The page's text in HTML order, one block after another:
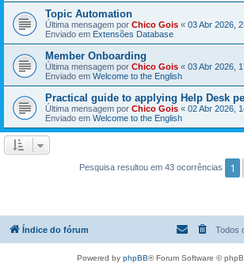
Topic Automation
Última mensagem por Chico Gois « 03 Abr 2026,
Enviado em Extensões Database
Member Onboarding
Última mensagem por Chico Gois « 03 Abr 2026,
Enviado em Welcome to the English
Practical guide to applying Help Desk
Última mensagem por Chico Gois « 02 Abr 2026,
Enviado em Welcome to the English
Pesquisa resultou em 43 ocorrências 1
Índice do fórum Todos
Powered by phpBB® Forum Software ©